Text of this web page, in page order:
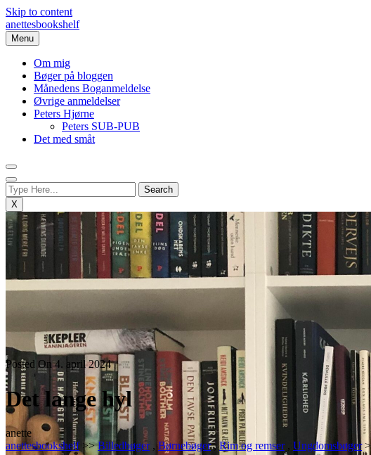
Skip to content
anettesbookshelf
Menu
Om mig
Bøger på bloggen
Månedens Boganmeldelse
Øvrige anmeldelser
Peters Hjørne
Peters SUB-PUB
Det med småt
X
Posted On 4. april 2024
Det lange hyl
anette
anettesbookshelf>>Billedbøger,Børnebøger,Rim og remser, Ungdomsbøger